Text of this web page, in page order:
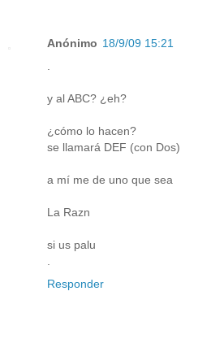
Anónimo 18/9/09 15:21
y al ABC? ¿eh?
¿cómo lo hacen?
se llamará DEF (con Dos)
a mí me de uno que sea
La Razn
si us palu
Responder